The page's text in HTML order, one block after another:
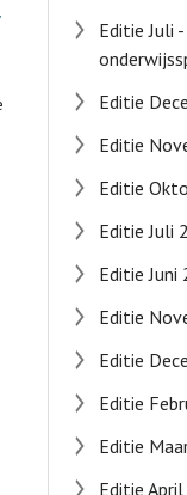
Editie Juli
Editie
Editie
Editie
Editie Juli
Editie Juni
Editie
Editie
Editie
Editie
Editie